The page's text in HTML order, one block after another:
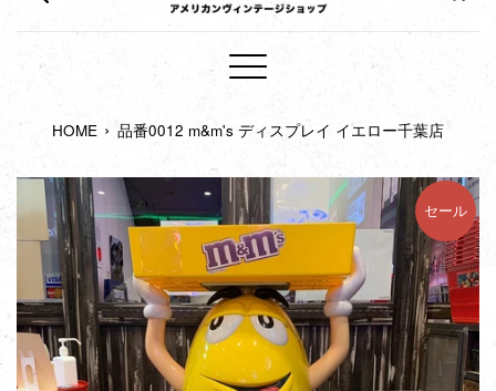
メ
ュ
HOME › 品番0012 m&m's ディスプレイ イエロー千葉店
セール